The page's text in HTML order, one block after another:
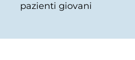
pazienti giovani